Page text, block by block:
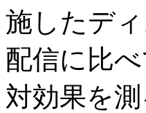
施したデ
配信に比
対効果を